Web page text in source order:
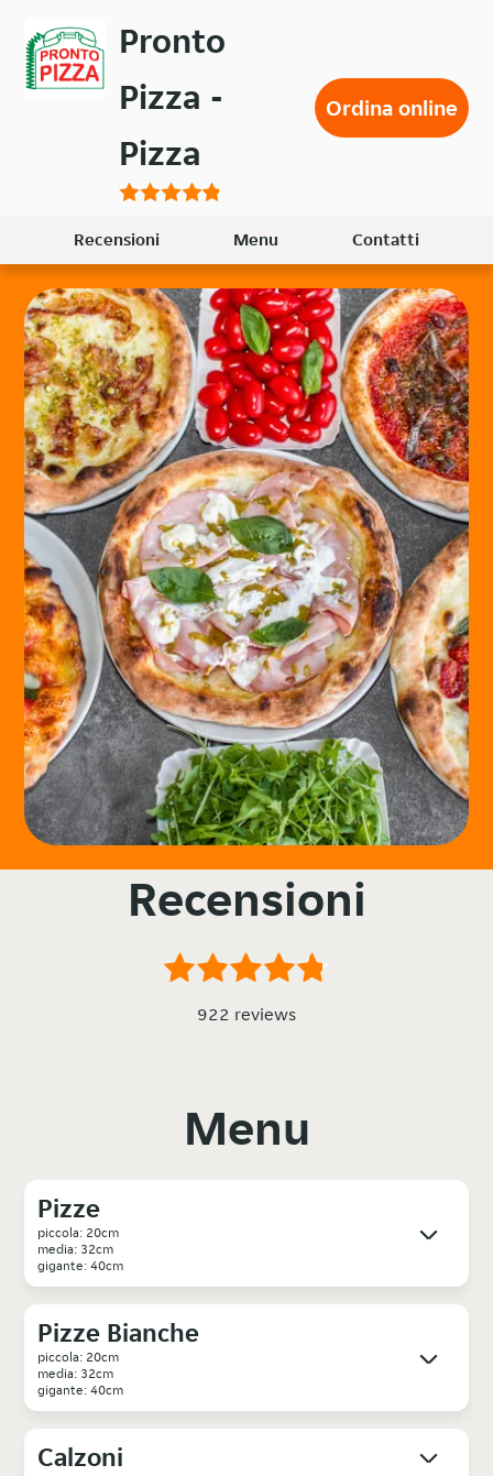
contenuto
principale
Pronto
Pizza -
Pizza
Ordina online
Recensioni Menu Contatti
Recensioni
922 reviews
Menu
Pizze
piccola: 20cm
media: 32cm
gigante: 40cm
Pizze Bianche
piccola: 20cm
media: 32cm
gigante: 40cm
Calzoni